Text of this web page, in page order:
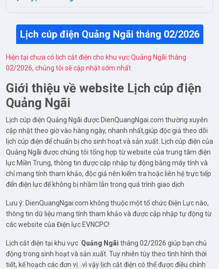
Lịch cúp điện Quảng Ngãi tháng 02/2026
Hiện tại chưa có lịch cắt điện cho khu vực Quảng Ngãi tháng
02/2026, chúng tôi sẽ cập nhật sớm nhất
Giới thiệu về website Lịch cúp điện
Quảng Ngãi
Lịch cúp điện Quảng Ngãi được DienQuangNgai.com thường xuyên
cập nhật theo giờ vào hàng ngày, nhanh nhất,giúp độc giả theo dõi
lịch cúp điện để chuẩn bị cho sinh hoạt và sản xuất. Lịch cúp điện của
Quảng Ngãi được chúng tôi tổng hợp từ website của trung tâm điện
lực Miền Trung, thông tin được cập nhập tự động bằng máy tính và
chỉ mang tính tham khảo, độc giả nên kiểm tra hoặc liên hệ trực tiếp
đến điện lực để không bị nhầm lẫn trong quá trình giao dịch
Lưu ý: DienQuangNgai.com không thuộc một tổ chức Điện Lực nào,
thông tin dữ liệu mang tính tham khảo và được cập nhập tự động từ
các website của Điện lực EVNCPC!
Lịch cắt điện tại khu vực Quảng Ngãi tháng 02/2026 giúp bạn chủ
động trong sinh hoạt và sản xuất. Tuy nhiên tùy theo tình hình thời
tiết, kế hoạch các đơn vị ..vì vậy lịch cắt điện có thể được điều chỉnh